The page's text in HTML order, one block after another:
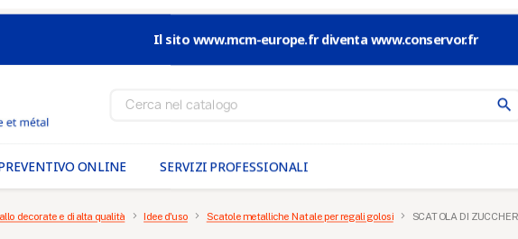
Il sito www.mcm-europe.fr diventa www.conservor.fr
search
ONLINE SERVIZI PROFESSIONALI
decorate e di alta qualità Idee d'uso Scatole metalliche Natale per regali golosi SCATOLA DI